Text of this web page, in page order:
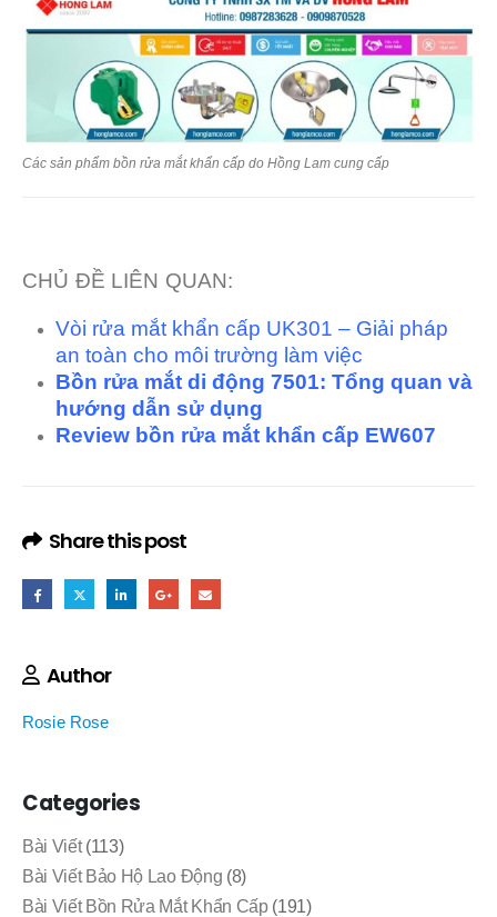
Các sản phẩm bồn rửa mắt khẩn cấp do Hồng Lam cung cấp
CHỦ ĐỀ LIÊN QUAN:
Vòi rửa mắt khẩn cấp UK301 – Giải pháp
an toàn cho môi trường làm việc
Bồn rửa mắt di động 7501: Tổng quan và
hướng dẫn sử dụng
Review bồn rửa mắt khẩn cấp EW607
Share this post
Author
Rosie Rose
Categories
Bài Viết(113)
Bài Viết Bảo Hộ Lao Động (8)
Bài Viết Bồn Rửa Mắt Khẩn Cấp(191)